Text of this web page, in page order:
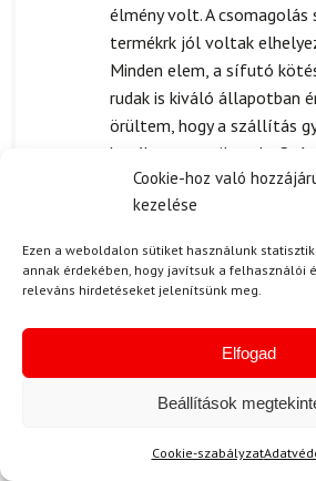
Cookie-hoz való
kezelése
Ezen a weboldalon sütiket használunk
annak érdekében, hogy javítsuk a felhasználói
releváns hirdetéseket jelenítsünk meg.
Elfogad
Beállítások
Cookie-szabályzat
élmény volt. A
termékrk jól voltak
Minden elem, a sífutó
rudak is kiváló állapotban
örültem, hogy a szállítás
hatékonyan zajlott le.
megbízható kiszállítást
szolgáltatót bátran
TELJESEN LENYŰGÖZÖTT
SZETT MINŐSÉGE! ❤️ A
KÉNYELMES, ÉS A
LEGJOBB FELSZERELÉS,